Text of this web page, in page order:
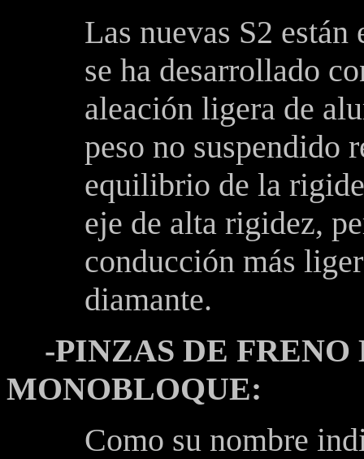
Las nuevas S2
se ha desarrollado
aleación ligera de
peso no suspendido
equilibrio de la
eje de alta rigidez,
conducción más
diamante.
-PINZAS DE
MONOBLOQUE:
Como su nombre